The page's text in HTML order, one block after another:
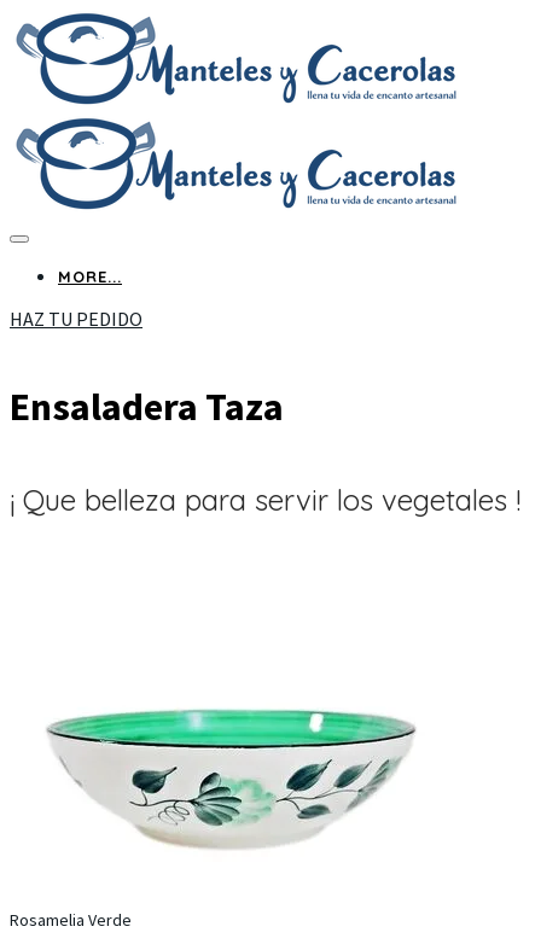
MORE...
HAZ TU PEDIDO
Ensaladera Taza
¡ Que belleza para servir los vegetales !
Rosamelia Verde